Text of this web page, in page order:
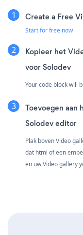
Create a Free
Start for free now
Kopieer het
voor Solodev
Your code block will
Toevoegen
Solodev editor
Plak boven Video
dat html of een
en uw Video gallery